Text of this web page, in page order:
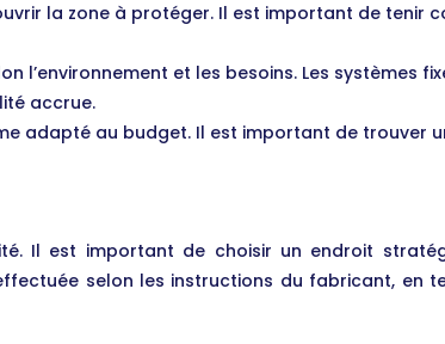
la zone à protéger. Il est important de
l’environnement et les besoins. Les systèmes
accrue.
adapté au budget. Il est important de trouver
Il est important de choisir un endroit
selon les instructions du fabricant, en